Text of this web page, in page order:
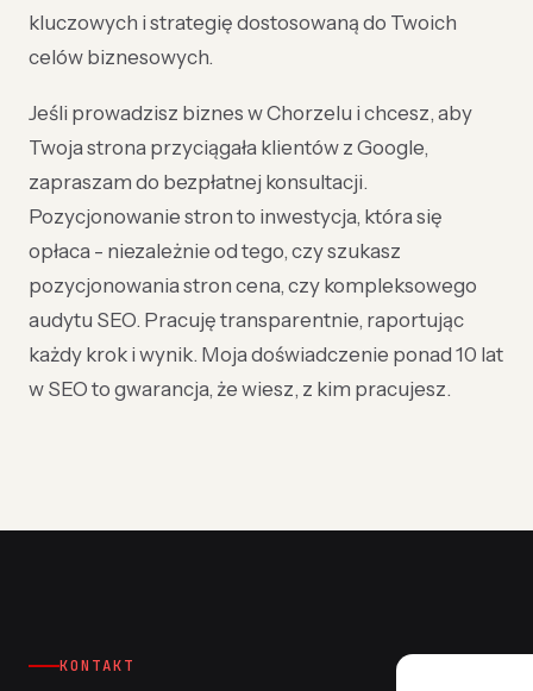
kluczowych i strategię dostosowaną do Twoich
celów biznesowych.
Jeśli prowadzisz biznes w Chorzelu i chcesz, aby
Twoja strona przyciągała klientów z Google,
zapraszam do bezpłatnej konsultacji.
Pozycjonowanie stron to inwestycja, która się
opłaca - niezależnie od tego, czy szukasz
pozycjonowania stron cena, czy kompleksowego
audytu SEO. Pracuję transparentnie, raportując
każdy krok i wynik. Moja doświadczenie ponad 10 lat
w SEO to gwarancja, że wiesz, z kim pracujesz.
KONTAKT